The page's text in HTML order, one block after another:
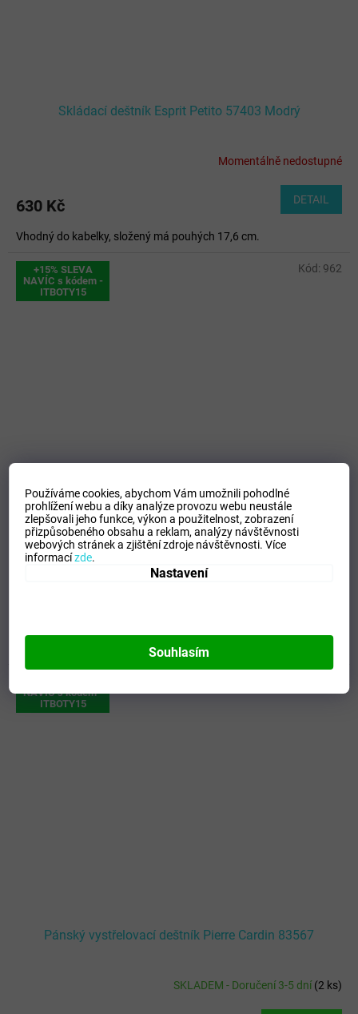
Používáme cookies, abychom Vám umožnili pohodlné
prohlížení webu a díky analýze provozu webu neustále
zlepšovali jeho funkce, výkon a použitelnost,zobrazení
přizpůsobeného obsahu a reklam, analýzy návštěvnosti
webových stránek a zjištění zdroje návštěvnosti.Více
informacízde.
Nastavení
Souhlasím
Skládací deštník Esprit Petito 57403 Modrý
Momentálně nedostupné
630 Kč DETAIL
Vhodný do kabelky, složený má pouhých 17,6 cm.
+15% SLEVA
NAVÍC s kódem -
ITBOTY15
Skládací deštník Esprit Petito 57401 Černý
Vhodný do kabelky, složený má pouhých 17,6 cm.
Kód: 962
NAVÍC s kódem -
ITBOTY15
Pánský vystřelovací deštník Pierre Cardin 83567
SKLADEM - Doručení 3-5 dní(2 ks)